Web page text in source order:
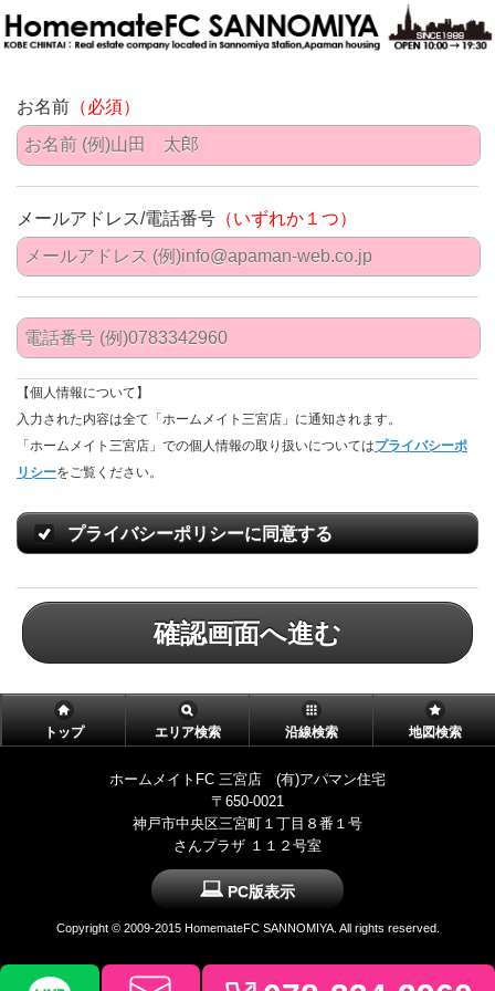
お名前 （必須）
メールアドレス/電話番号 （いずれか１つ）
【個人情報について】
入力された内容は全て「ホームメイト三宮店」に通知されます。
「ホームメイト三宮店」での個人情報の取り扱いについてはプライバシーポ
リシーをご覧ください。
プライバシーポリシーに同意する
確認画面へ進む
トップ エリア検索 沿線検索 地図検索
ホームメイトFC 三宮店 (有)アパマン住宅
〒650-0021
神戸市中央区三宮町１丁目８番１号
さんプラザ １１２号室
PC版表示
Copyright © 2009-2015 HomemateFC SANNOMIYA. All rights reserved.